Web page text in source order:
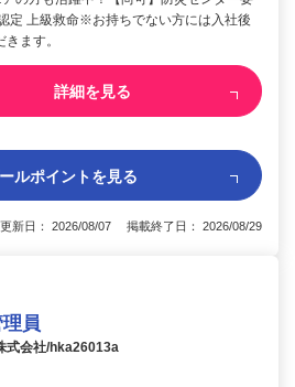
定 上級救命※お持ちでない方には入社後
ます。
詳細を見る
ルポイントを見る
更新日： 2026/08/07 掲載終了日： 2026/08/29
員
式会社/hka26013a